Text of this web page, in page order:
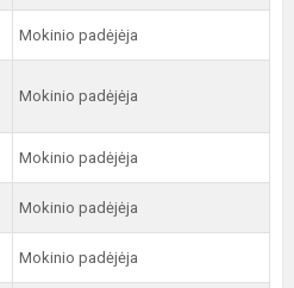
Mokinio padėjėja
Mokinio padėjėja
Mokinio padėjėja
Mokinio padėjėja
Mokinio padėjėja